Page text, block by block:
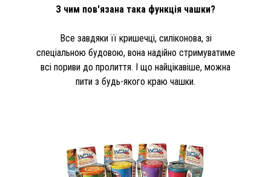
З чим пов'язана така функція чашки?
Все завдяки її кришечці, силіконова, зі
спеціальною будовою, вона надійно стримуватиме
всі пориви до пролиття. І що найцікавіше, можна
пити з будь-якого краю чашки.